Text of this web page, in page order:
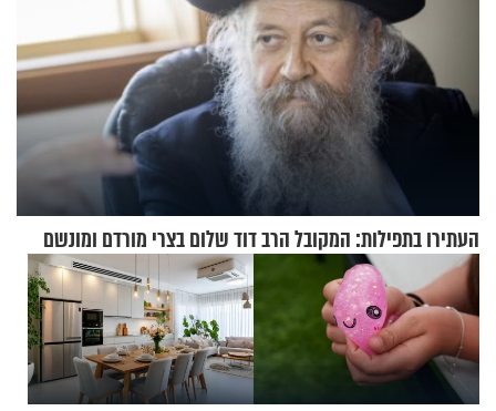
העתירו בתפילות: המקובל הרב דוד שלום בצרי מורדם ומונשם